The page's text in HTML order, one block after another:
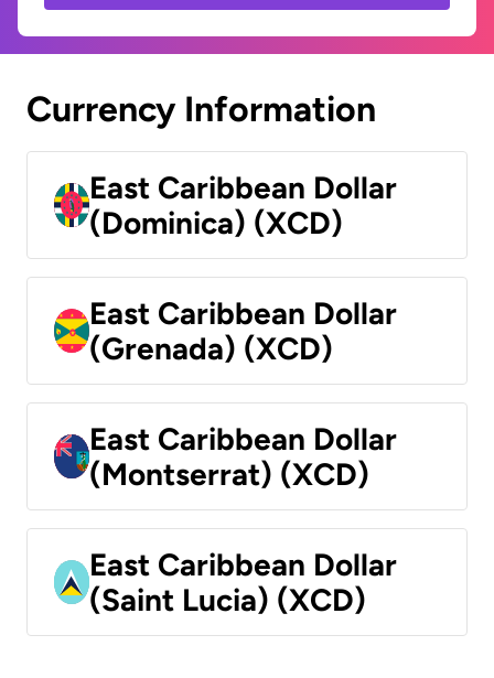
Currency Information
East Caribbean Dollar
(Dominica) (XCD)
East Caribbean Dollar
(Grenada) (XCD)
East Caribbean Dollar
(Montserrat) (XCD)
East Caribbean Dollar
(Saint Lucia) (XCD)